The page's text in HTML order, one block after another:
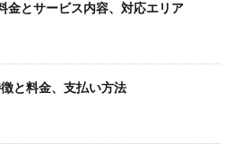
金とサービス内容、対応エリア
と料金、支払い方法